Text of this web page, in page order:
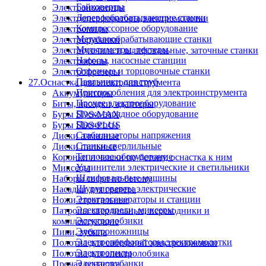
Электроножницы
Электроперфораторы,электромолотки
Электропилы
Электрорубанки
Электроточила и шлифовальные, заточные станки
Электрофены
Электрофрезеры
27.Оснастка для электроинструмента
Аккумуляторы
Биты, насадки, адаптеры
Буры SDS-MAX
Буры SDS-PLUS
Диски алмазные
Диски пильные
Коронки и чашки по бетону, оснастка к ним
Миксеры
Наборы сверл по бетону
Насадки для гравера
Ножи строгальные
Патроны сверлильные, переходники и
комплектующие
Пики, зубила
Полотна для сабельной электроножовки
Полотна для электролобзика
Прочая оснастка
Гайковерты
Деревообрабатывающие станки
Компрессорное оборудование
Металлообрабатывающие станки
Мультиметры, тестеры
Насосы, насосные станции
Отрезные и торцовочные станки
Паяльники для труб
Приспособления для электроинструмента
Прочее электрооборудование
Пуско-зарядное оборудование
Пылесосы
Стабилизаторы напряжения
Станки сверлильные
Тепловое оборудование
Удлинители электрические и светильники
Шлифовальные машины
Шуруповерты электрические
Электрогенераторы и станции
Электродрели, миксеры
Электролобзики
Электроножницы
Электроперфораторы,электромолотки
Электропилы
Электрорубанки